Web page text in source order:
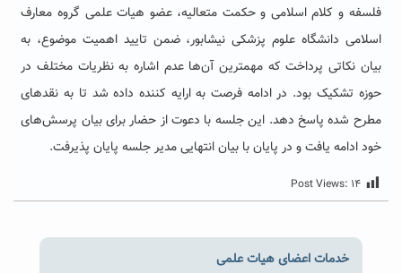
فلسفه و کلام اسلامی و حکمت متعالیه، عضو هیات علمی گروه معارف
اسلامی دانشگاه علوم پزشکی نیشابور،‌ ضمن تایید اهمیت موضوع،‌ به
بیان نکاتی پرداخت که مهمترین آن‌ها عدم اشاره به نظریات مختلف در
حوزه تشکیک بود. در ادامه فرصت به ارایه کننده داده شد تا به نقدهای
مطرح شده پاسخ دهد. این جلسه با دعوت از حضار برای بیان پرسش‌های
خود ادامه یافت و در پایان با بیان انتهایی مدیر جلسه پایان پذیرفت.
Post Views: ۱۴
خدمات اعضای هیات علمی